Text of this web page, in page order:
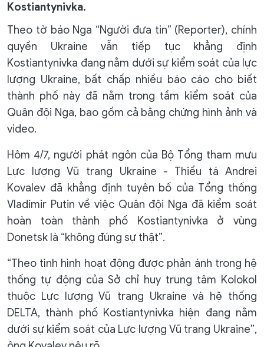
Kostiantynivka.
Theo tờ báo Nga “Người đưa tin” (Reporter), chính
quyền Ukraine vẫn tiếp tục khẳng định
Kostiantynivka đang nằm dưới sự kiểm soát của lực
lượng Ukraine, bất chấp nhiều báo cáo cho biết
thành phố này đã nằm trong tầm kiểm soát của
Quân đội Nga, bao gồm cả bằng chứng hình ảnh và
video.
Hôm 4/7, người phát ngôn của Bộ Tổng tham mưu
Lực lượng Vũ trang Ukraine - Thiếu tá Andrei
Kovalev đã khẳng định tuyên bố của Tổng thống
Vladimir Putin về việc Quân đội Nga đã kiểm soát
hoàn toàn thành phố Kostiantynivka ở vùng
Donetsk là “không đúng sự thật”.
“Theo tình hình hoạt động được phản ánh trong hệ
thống tự động của Sở chỉ huy trung tâm Kolokol
thuộc Lực lượng Vũ trang Ukraine và hệ thống
DELTA, thành phố Kostiantynivka hiện đang nằm
dưới sự kiểm soát của Lực lượng Vũ trang Ukraine”,